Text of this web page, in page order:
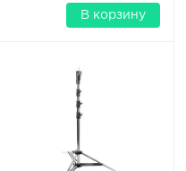
В корзину